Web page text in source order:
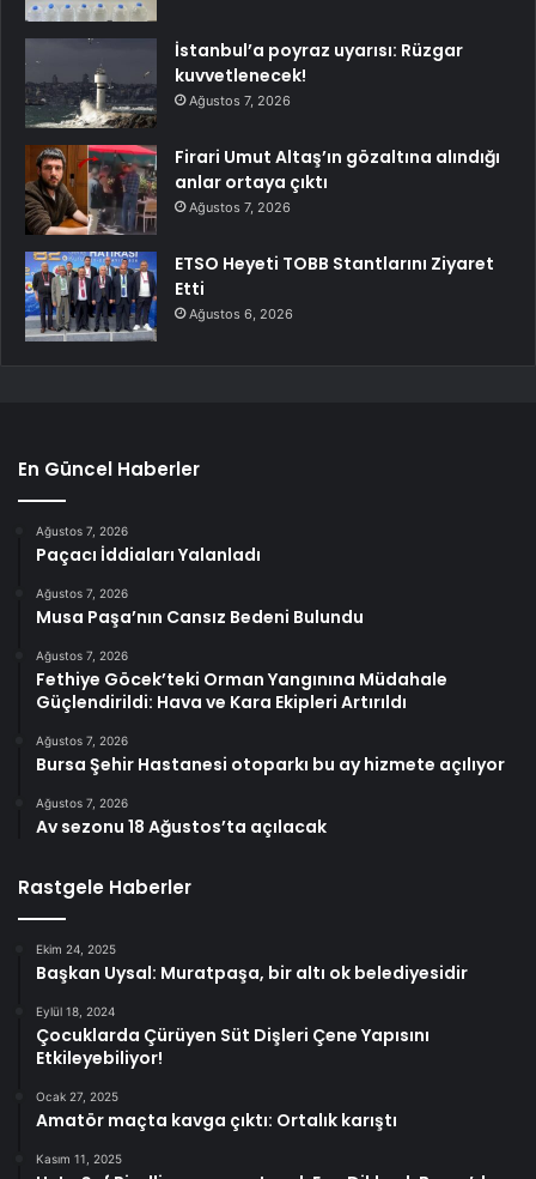
İstanbul’a poyraz uyarısı: Rüzgar
kuvvetlenecek!
Ağustos 7, 2026
Firari Umut Altaş’ın gözaltına alındığı
anlar ortaya çıktı
Ağustos 7, 2026
ETSO Heyeti TOBB Stantlarını Ziyaret
Etti
Ağustos 6, 2026
En Güncel Haberler
Ağustos 7, 2026
Paçacı İddiaları Yalanladı
Ağustos 7, 2026
Musa Paşa’nın Cansız Bedeni Bulundu
Ağustos 7, 2026
Fethiye Göcek’teki Orman Yangınına Müdahale
Güçlendirildi: Hava ve Kara Ekipleri Artırıldı
Ağustos 7, 2026
Bursa Şehir Hastanesi otoparkı bu ay hizmete açılıyor
Ağustos 7, 2026
Av sezonu 18 Ağustos’ta açılacak
Rastgele Haberler
Ekim 24, 2025
Başkan Uysal: Muratpaşa, bir altı ok belediyesidir
Eylül 18, 2024
Çocuklarda Çürüyen Süt Dişleri Çene Yapısını
Etkileyebiliyor!
Ocak 27, 2025
Amatör maçta kavga çıktı: Ortalık karıştı
Kasım 11, 2025